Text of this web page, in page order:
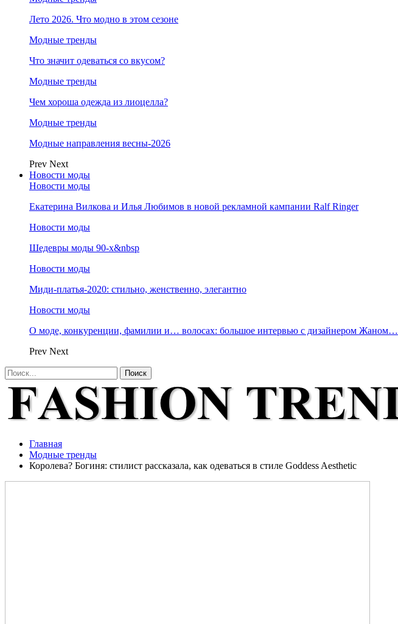
Лето 2026. Что модно в этом сезоне
Модные тренды
Что значит одеваться со вкусом?
Модные тренды
Чем хороша одежда из лиоцелла?
Модные тренды
Модные направления весны-2026
Prev Next
Новости моды
Новости моды
Екатерина Вилкова и Илья Любимов в новой рекламной кампании Ralf Ringer
Новости моды
Шедевры моды 90-х&nbsp
Новости моды
Миди-платья-2020: стильно, женственно, элегантно
Новости моды
О моде, конкуренции, фамилии и… волосах: большое интервью с дизайнером Жаном…
Prev Next
Главная
Модные тренды
Королева? Богиня: стилист рассказала, как одеваться в стиле Goddess Aesthetic